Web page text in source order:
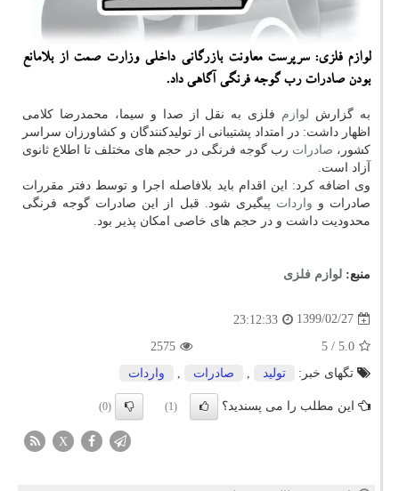
لوازم فلزی: سرپرست معاونت بازرگانی داخلی وزارت صمت از بلامانع
بودن صادرات رب گوجه فرنگی آگاهی داد.
به گزارش لوازم فلزی به نقل از صدا و سیما، محمدرضا کلامی
اظهار داشت: در امتداد پشتیبانی از تولیدکنندگان و کشاورزان سراسر
کشور، صادرات رب گوجه فرنگی در حجم های مختلف تا اطلاع ثانوی
آزاد است.
وی اضافه کرد: این اقدام باید بلافاصله اجرا و توسط دفتر مقررات
صادرات و واردات پیگیری شود. قبل از این صادرات گوجه فرنگی
محدودیت داشت و در حجم های خاصی امکان پذیر بود.
منبع: لوازم فلزی
1399/02/27
23:12:33
5.0
/ 5
2575
تگهای خبر:
تولید , صادرات , واردات
این مطلب را می پسندید؟ (1)
(0)
X